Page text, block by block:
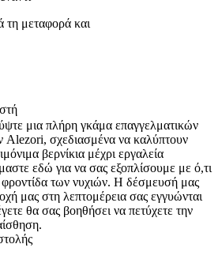
τη μεταφορά και
μια πλήρη γκάμα επαγγελματικών
Alezori, σχεδιασμένα να καλύπτουν
βερνίκια μέχρι εργαλεία
εδώ για να σας εξοπλίσουμε με ό,τι
φροντίδα των νυχιών. Η δέσμευσή μας
μας στη λεπτομέρεια σας εγγυώνται
θα σας βοηθήσει να πετύχετε την